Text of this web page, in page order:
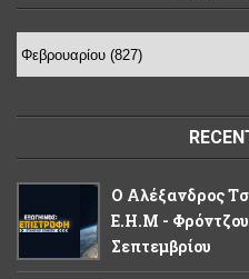
Ο Αλέξανδρος
Ε.Η.Μ -
Σεπτεμβρίου